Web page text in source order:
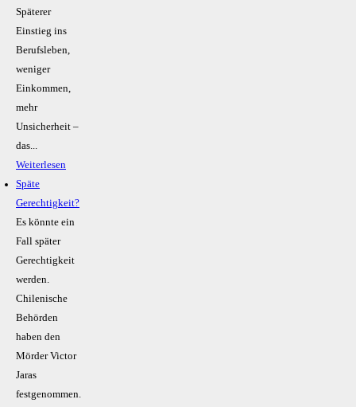
Späterer
Einstieg ins
Berufsleben,
weniger
Einkommen,
mehr
Unsicherheit –
das...
Weiterlesen
Späte
Gerechtigkeit?
Es könnte ein
Fall später
Gerechtigkeit
werden.
Chilenische
Behörden
haben den
Mörder Victor
Jaras
festgenommen.